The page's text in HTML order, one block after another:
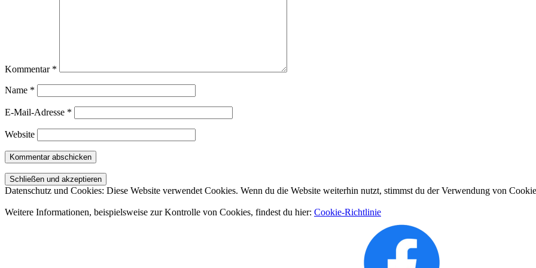
Kommentar *
Name *
E-Mail-Adresse *
Website
Datenschutz und Cookies: Diese Website verwendet Cookies. Wenn du die Website weiterhin nutzt, stimmst du der Verwendung von
Weitere Informationen, beispielsweise zur Kontrolle von Cookies, findest du hier: Cookie-Richtlinie